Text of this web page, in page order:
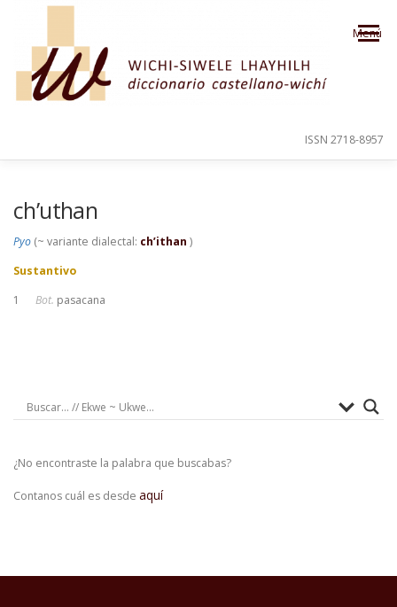
Saltar al contenido
Menú
ISSN 2718-8957
ch’uthan
Pyo (~ variante dialectal: ch’ithan )
Sustantivo
1 Bot. pasacana
¿No encontraste la palabra que buscabas?
Contanos cuál es desde aquí